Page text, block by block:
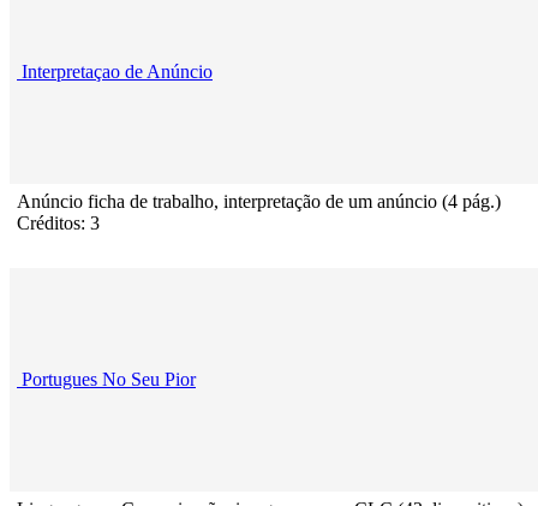
Interpretaçao de Anúncio
Anúncio ficha de trabalho, interpretação de um anúncio (4 pág.)
Créditos: 3
Portugues No Seu Pior